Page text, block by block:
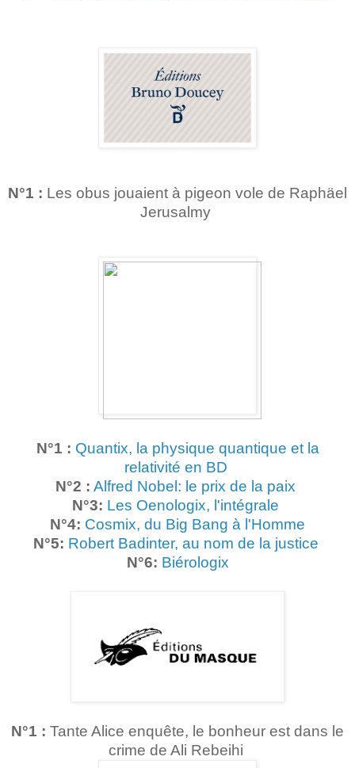
N°1 : Les obus jouaient à pigeon vole de Raphäel
Jerusalmy
N°1 : Quantix, la physique quantique et la
relativité en BD
N°2 : Alfred Nobel: le prix de la paix
N°3: Les Oenologix, l'intégrale
N°4: Cosmix, du Big Bang à l'Homme
N°5: Robert Badinter, au nom de la justice
N°6: Biérologix
N°1 : Tante Alice enquête, le bonheur est dans le
crime de Ali Rebeihi